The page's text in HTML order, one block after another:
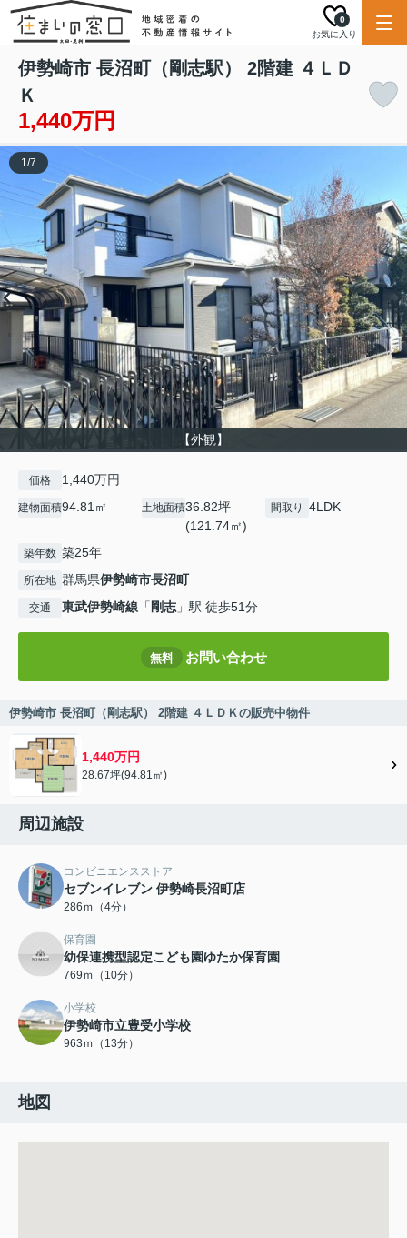
お気に入り
0
伊勢崎市 長沼町（剛志駅） 2階建 ４ＬＤ
Ｋ
1,440万円
【外観】
1/7
価格 1,440万円
建物面積94.81㎡ 土地面積36.82坪
(121.74㎡)
間取り 4LDK
築年数 築25年
所在地 群馬県伊勢崎市長沼町
交通 東武伊勢崎線 「 剛志」駅 徒歩51分
無料 お問い合わせ
伊勢崎市 長沼町（剛志駅） 2階建 ４ＬＤＫの販売中物件
1,440万円
28.67坪(94.81㎡)
周辺施設
コンビニエンスストア
セブンイレブン 伊勢崎長沼町店
286ｍ（4分）
保育園
幼保連携型認定こども園ゆたか保育園
769ｍ（10分）
小学校
伊勢崎市立豊受小学校
963ｍ（13分）
地図